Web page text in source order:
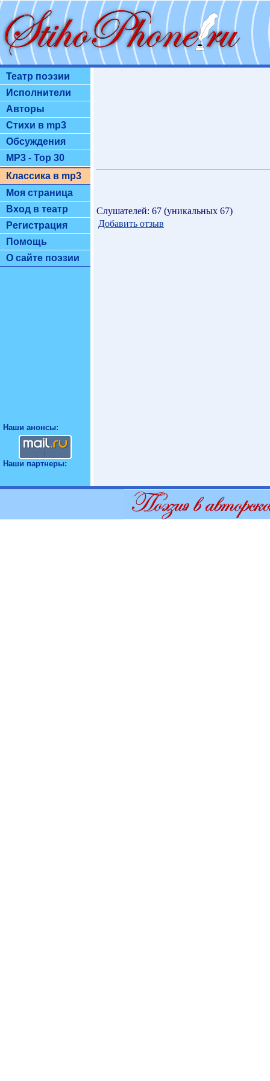
Театр поэзии
Исполнители
Авторы
Стихи в mp3
Обсуждения
MP3 - Top 30
Классика в mp3
Моя страница
Вход в театр
Регистрация
Помощь
О сайте поэзии
Наши анонсы:
Наши партнеры:
Слушателей: 67 (уникальных 67)
Добавить отзыв